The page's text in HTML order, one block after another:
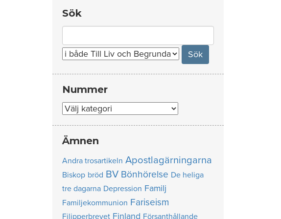
Sök
for:
Nummer
Nummer
Ämnen
Andra trosartikeln Apostlagärningarna
Biskop bröd BV Bönhörelse De heliga
tre dagarna Depression Familj
Familjekommunion Fariseism
Filipperbrevet Finland Försanthållande